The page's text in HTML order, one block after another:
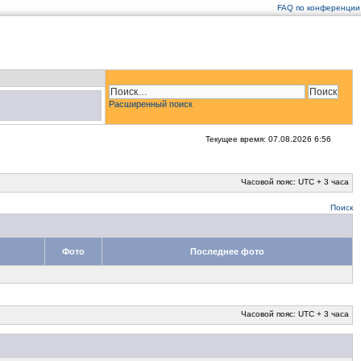
FAQ по конференции
Расширенный поиск
Текущее время: 07.08.2026 6:56
Часовой пояс: UTC + 3 часа
Поиск
Фото Последнее фото
Часовой пояс: UTC + 3 часа